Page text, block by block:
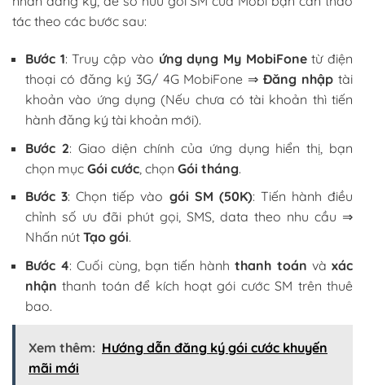
tác theo các bước sau:
Bước 1: Truy cập vào ứng dụng My MobiFonetừ điện
thoại có đăng ký 3G/ 4G MobiFone ⇒Đăng nhập tài
khoản vào ứng dụng (Nếu chưa có tài khoản thì tiến
hành đăng ký tài khoản mới).
Bước 2: Giao diện chính của ứng dụng hiển thị, bạn
chọn mục Gói cước , chọn Gói tháng.
Bước 3: Chọn tiếp vào gói SM (50K): Tiến hành điều
chỉnh số ưu đãi phút gọi, SMS, data theo nhu cầu ⇒
Nhấn nút Tạo gói.
Bước 4: Cuối cùng, bạn tiến hànhthanh toán vàxác
nhận thanh toán để kích hoạt gói cước SM trên thuê
bao.
Xem thêm: Hướng dẫn đăng ký gói cước khuyến
mãi mới